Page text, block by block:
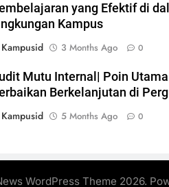
yang Efektif di
Kampus
Kampusid
3 Months Ago 0
Mutu Internal| Poin
Berkelanjutan di
Kampusid
5 Months Ago 0
WordPress Theme 2026.